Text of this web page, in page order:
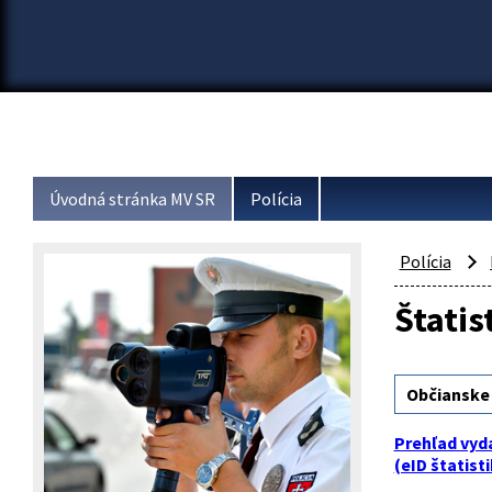
Úvodná stránka MV SR Polícia
Polícia
Prehľad
(eID